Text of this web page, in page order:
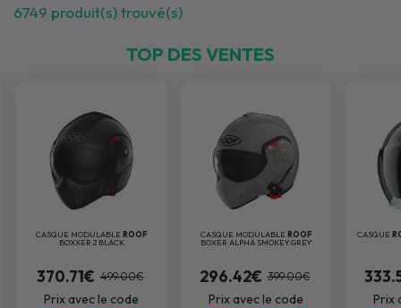
6749 produit(s) trouvé(s)
TOP DES VENTES
CASQUE MODULABLE ROOF
BOXXER 2 BLACK
370.71€ 499.00€
Prix avec le code
CASQUE MODULABLE ROOF
BOXER ALPHA SMOKEY GREY
296.42€ 399.00€
Prix avec le code
CASQUE
Prix